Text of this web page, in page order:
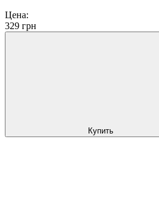
Цена:
329 грн
Купить